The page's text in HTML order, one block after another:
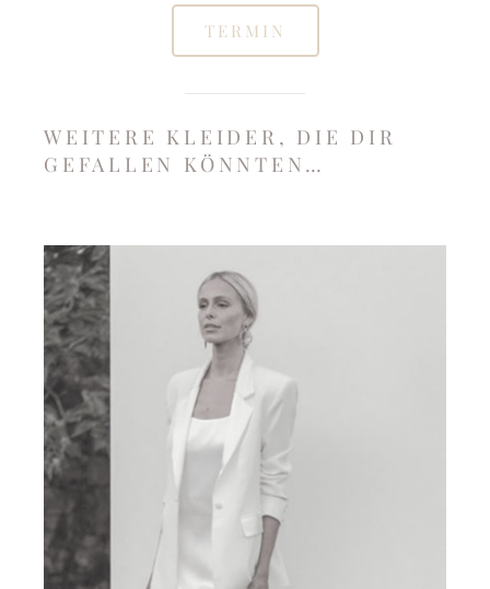
TERMIN
WEITERE KLEIDER, DIE DIR
GEFALLEN KÖNNTEN…